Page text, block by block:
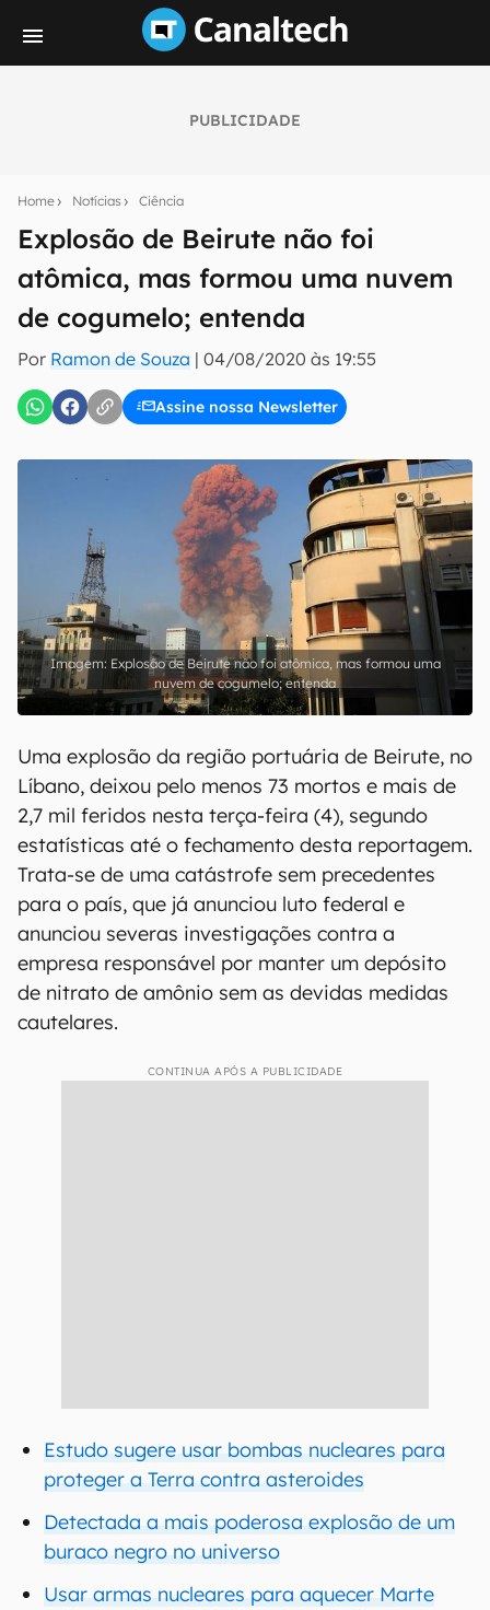
PUBLICIDADE
Home Notícias Ciência
Explosão de Beirute não foi
atômica, mas formou uma nuvem
de cogumelo; entenda
Por Ramon de Souza | 04/08/2020 às 19:55
Assine nossa Newsletter
notícias e reviews sobre tecnologia em primeira
mão.
E-mail
inscreva-se
Uso e Política de Privacidade do Canaltech.
Explosão de Beirute não foi atômica, mas formou uma
nuvem de cogumelo; entenda
Uma explosão da região portuária de Beirute, no
Líbano, deixou pelo menos 73 mortos e mais de
2,7 mil feridos nesta terça-feira (4), segundo
estatísticas até o fechamento desta reportagem.
Trata-se de uma catástrofe sem precedentes
para o país, que já anunciou luto federal e
anunciou severas investigações contra a
empresa responsável por manter um depósito
de nitrato de amônio sem as devidas medidas
cautelares.
CONTINUA APÓS A PUBLICIDADE
Estudo sugere usar bombas nucleares para
proteger a Terra contra asteroides
Detectada a mais poderosa explosão de um
buraco negro no universo
Usar armas nucleares para aquecer Marte